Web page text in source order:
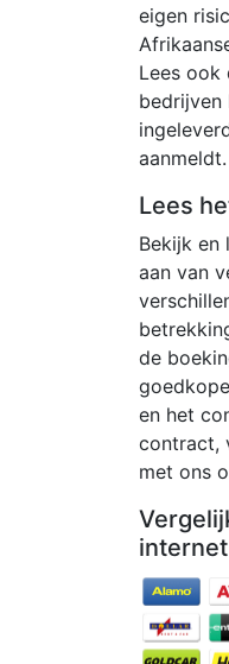
eigen
Lees ook
bedrijven
aanmeldt.
Lees
Bekijk en
aan van
de
en het
contract,
met ons
internet